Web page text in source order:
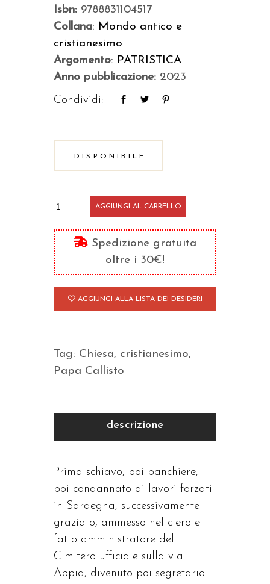
Isbn: 9788831104517
Collana: Mondo antico e
cristianesimo
Argomento: PATRISTICA
Anno pubblicazione: 2023
Condividi:
DISPONIBILE
Papa
Callisto
(217-
222)
quantità
AGGIUNGI AL CARRELLO
Spedizione gratuita
oltre i 30€!
AGGIUNGI ALLA LISTA DEI DESIDERI
Tag: Chiesa, cristianesimo,
Papa Callisto
descrizione
Prima schiavo, poi banchiere,
poi condannato ai lavori forzati
in Sardegna, successivamente
graziato, ammesso nel clero e
fatto amministratore del
Cimitero ufficiale sulla via
Appia, divenuto poi segretario